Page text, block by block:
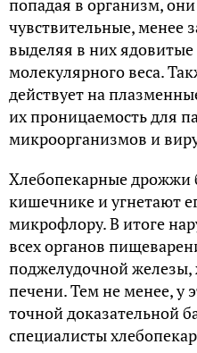
попадая в организм,
чувствительные, менее
выделяя в них
молекулярного веса.
действует на
их проницаемость для
микроорганизмов и
Хлебопекарные дрожжи
кишечнике и угнетают
микрофлору. В итоге
всех органов
поджелудочной железы,
печени. Тем не менее, у
точной доказательной
специалисты